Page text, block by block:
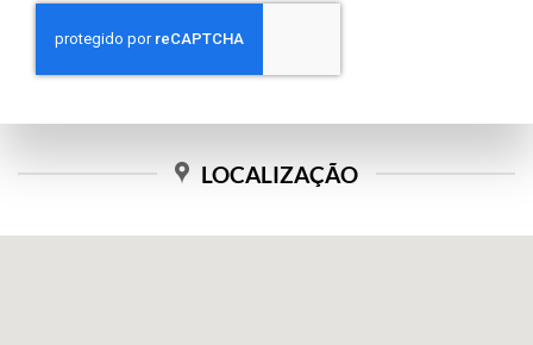
LOCALIZAÇÃO